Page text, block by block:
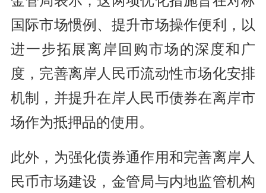
国际市场惯例、提升市场操作便利，以
进一步拓展离岸回购市场的深度和广
度，完善离岸人民币流动性市场化安排
机制，并提升在岸人民币债券在离岸市
场作为抵押品的使用。
此外，为强化债券通作用和完善离岸人
民币市场建设，金管局与内地监管机构